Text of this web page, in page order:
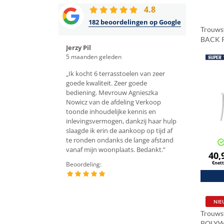
4.8
182 beoordelingen op Google
Jerzy Pil
5 maanden geleden
„Ik kocht 6 terrasstoelen van zeer
goede kwaliteit. Zeer goede
bediening. Mevrouw Agnieszka
Nowicz van de afdeling Verkoop
toonde inhoudelijke kennis en
inlevingsvermogen, dankzij haar hulp
slaagde ik erin de aankoop op tijd af
te ronden ondanks de lange afstand
vanaf mijn woonplaats. Bedankt.”
Beoordeling:
4 maanden
„Wij hebben
dertigtal
aangeschaft,
perfecte staat
15 ronde
voor onze
het beslag,
tafels die we
maand
installeren.”
Beoordeling:
BACK